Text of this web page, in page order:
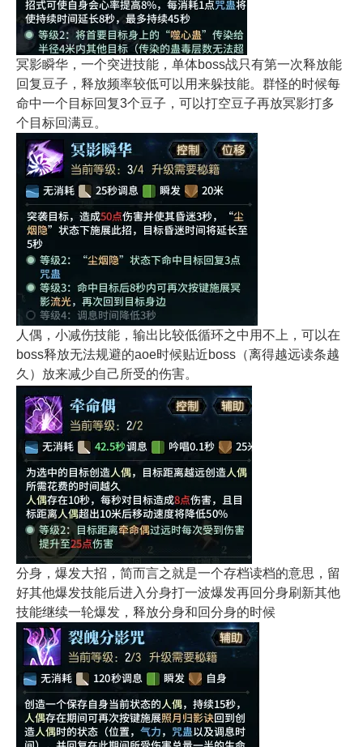
冥影瞬华，一个突进技能，单体boss战只有第一次释放能
回复豆子，释放频率较低可以用来躲技能。群怪的时候每
命中一个目标回复3个豆子，可以打空豆子再放冥影打多
个目标回满豆。
人偶，小减伤技能，输出比较低循环之中用不上，可以在
boss释放无法规避的aoe时候贴近boss（离得越远读条越
久）放来减少自己所受的伤害。
分身，爆发大招，简而言之就是一个存档读档的意思，留
好其他爆发技能后进入分身打一波爆发再回分身刷新其他
技能继续一轮爆发，释放分身和回分身的时候